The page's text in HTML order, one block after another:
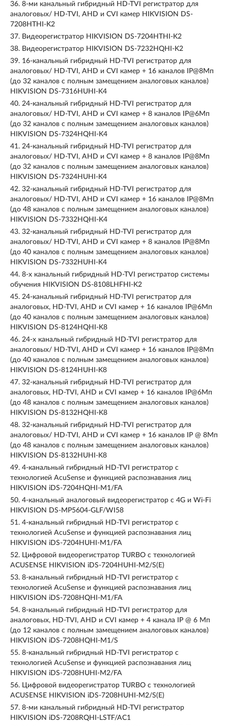
36. 8-ми канальный гибридный HD-TVI регистратор для
аналоговых/ HD-TVI, AHD и CVI камер HIKVISION DS-
7208HTHI-K2
37. Видеорегистратор HIKVISION DS-7204HTHI-K2
38. Видеорегистратор HIKVISION DS-7232HQHI-K2
39. 16-канальный гибридный HD-TVI регистратор для
аналоговых/ HD-TVI, AHD и CVI камер + 16 каналов IP@8Мп
(до 32 каналов с полным замещением аналоговых каналов)
HIKVISION DS-7316HUHI-K4
40. 24-канальный гибридный HD-TVI регистратор для
аналоговых/ HD-TVI, AHD и CVI камер + 8 каналов IP@6Мп
(до 32 каналов с полным замещением аналоговых каналов)
HIKVISION DS-7324HQHI-K4
41. 24-канальный гибридный HD-TVI регистратор для
аналоговых/ HD-TVI, AHD и CVI камер + 8 каналов IP@8Мп
(до 32 каналов с полным замещением аналоговых каналов)
HIKVISION DS-7324HUHI-K4
42. 32-канальный гибридный HD-TVI регистратор для
аналоговых/ HD-TVI, AHD и CVI камер + 16 каналов IP@8Мп
(до 48 каналов с полным замещением аналоговых каналов)
HIKVISION DS-7332HQHI-K4
43. 32-канальный гибридный HD-TVI регистратор для
аналоговых/ HD-TVI, AHD и CVI камер + 8 каналов IP@8Мп
(до 40 каналов с полным замещением аналоговых каналов)
HIKVISION DS-7332HUHI-K4
44. 8-х канальный гибридный HD-TVI регистратор системы
обучения HIKVISION DS-8108LHFHI-K2
45. 24-канальный гибридный HD-TVI регистратор для
аналоговых, HD-TVI, AHD и CVI камер + 16 каналов IP@6Мп
(до 40 каналов с полным замещением аналоговых каналов)
HIKVISION DS-8124HQHI-K8
46. 24-х канальный гибридный HD-TVI регистратор для
аналоговых/ HD-TVI, AHD и CVI камер + 16 каналов IP@8Мп
(до 40 каналов с полным замещением аналоговых каналов)
HIKVISION DS-8124HUHI-K8
47. 32-канальный гибридный HD-TVI регистратор для
аналоговых, HD-TVI, AHD и CVI камер + 16 каналов IP@6Мп
(до 48 каналов с полным замещением аналоговых каналов)
HIKVISION DS-8132HQHI-K8
48. 32-канальный гибридный HD-TVI регистратор для
аналоговых/ HD-TVI, AHD и CVI камер + 16 каналов IP @ 8Мп
(до 48 каналов с полным замещением аналоговых каналов)
HIKVISION DS-8132HUHI-K8
49. 4-канальный гибридный HD-TVI регистратор с
технологией AcuSense и функцией распознавания лиц
HIKVISION iDS-7204HQHI-M1/FA
50. 4-канальный аналоговый видеорегистратор c 4G и Wi-Fi
HIKVISION DS-MP5604-GLF/WI58
51. 4-канальный гибридный HD-TVI регистратор с
технологией AcuSense и функцией распознавания лиц
HIKVISION iDS-7204HUHI-M1/FA
52. Цифровой видеорегистратор TURBO с технологией
ACUSENSE HIKVISION iDS-7204HUHI-M2/S(E)
53. 8-канальный гибридный HD-TVI регистратор с
технологией AcuSense и функцией распознавания лиц
HIKVISION iDS-7208HQHI-M1/FA
54. 8-канальный гибридный HD-TVI регистратор для
аналоговых, HD-TVI, AHD и CVI камер + 4 канала IP @ 6 Мп
(до 12 каналов с полным замещением аналоговых каналов)
HIKVISION iDS-7208HQHI-M1/S
55. 8-канальный гибридный HD-TVI регистратор с
технологией AcuSense и функцией распознавания лиц
HIKVISION iDS-7208HUHI-M2/FA
56. Цифровой видеорегистратор TURBO с технологией
ACUSENSE HIKVISION iDS-7208HUHI-M2/S(E)
57. 8-ми канальный гибридный HD-TVI регистратор
HIKVISION iDS-7208RQHI-LSTF/AC1